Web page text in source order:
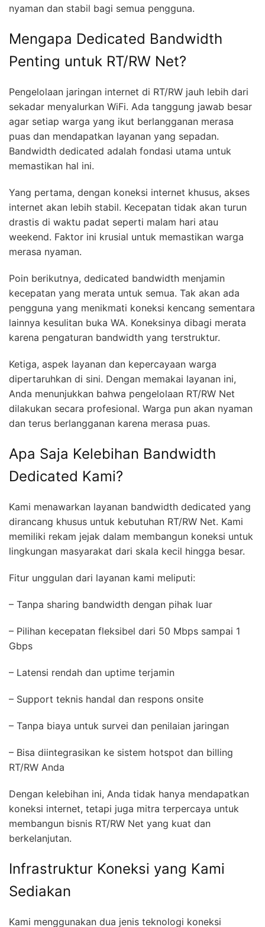
nyaman dan stabil bagi semua pengguna.
Mengapa Dedicated Bandwidth
Penting untuk RT/RW Net?
Pengelolaan jaringan internet di RT/RW jauh lebih dari
sekadar menyalurkan WiFi. Ada tanggung jawab besar
agar setiap warga yang ikut berlangganan merasa
puas dan mendapatkan layanan yang sepadan.
Bandwidth dedicated adalah fondasi utama untuk
memastikan hal ini.
Yang pertama, dengan koneksi internet khusus, akses
internet akan lebih stabil. Kecepatan tidak akan turun
drastis di waktu padat seperti malam hari atau
weekend. Faktor ini krusial untuk memastikan warga
merasa nyaman.
Poin berikutnya, dedicated bandwidth menjamin
kecepatan yang merata untuk semua. Tak akan ada
pengguna yang menikmati koneksi kencang sementara
lainnya kesulitan buka WA. Koneksinya dibagi merata
karena pengaturan bandwidth yang terstruktur.
Ketiga, aspek layanan dan kepercayaan warga
dipertaruhkan di sini. Dengan memakai layanan ini,
Anda menunjukkan bahwa pengelolaan RT/RW Net
dilakukan secara profesional. Warga pun akan nyaman
dan terus berlangganan karena merasa puas.
Apa Saja Kelebihan Bandwidth
Dedicated Kami?
Kami menawarkan layanan bandwidth dedicated yang
dirancang khusus untuk kebutuhan RT/RW Net. Kami
memiliki rekam jejak dalam membangun koneksi untuk
lingkungan masyarakat dari skala kecil hingga besar.
Fitur unggulan dari layanan kami meliputi:
– Tanpa sharing bandwidth dengan pihak luar
– Pilihan kecepatan fleksibel dari 50 Mbps sampai 1
Gbps
– Latensi rendah dan uptime terjamin
– Support teknis handal dan respons onsite
– Tanpa biaya untuk survei dan penilaian jaringan
– Bisa diintegrasikan ke sistem hotspot dan billing
RT/RW Anda
Dengan kelebihan ini, Anda tidak hanya mendapatkan
koneksi internet, tetapi juga mitra terpercaya untuk
membangun bisnis RT/RW Net yang kuat dan
berkelanjutan.
Infrastruktur Koneksi yang Kami
Sediakan
Kami menggunakan dua jenis teknologi koneksi